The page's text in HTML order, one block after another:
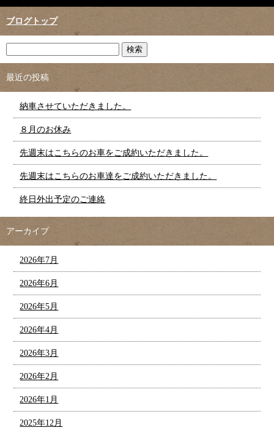
ブログトップ
最近の投稿
納車させていただきました。
８月のお休み
先週末はこちらのお車をご成約いただきました。
先週末はこちらのお車達をご成約いただきました。
終日外出予定のご連絡
アーカイブ
2026年7月
2026年6月
2026年5月
2026年4月
2026年3月
2026年2月
2026年1月
2025年12月